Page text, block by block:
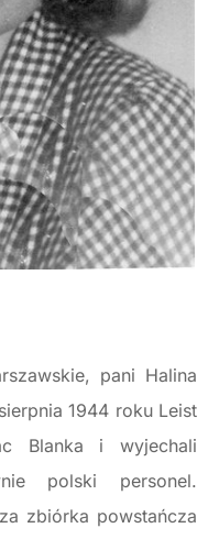
pani Halina
1944 roku Leist
Blanka i wyjechali
polski personel.
zbiórka powstańcza